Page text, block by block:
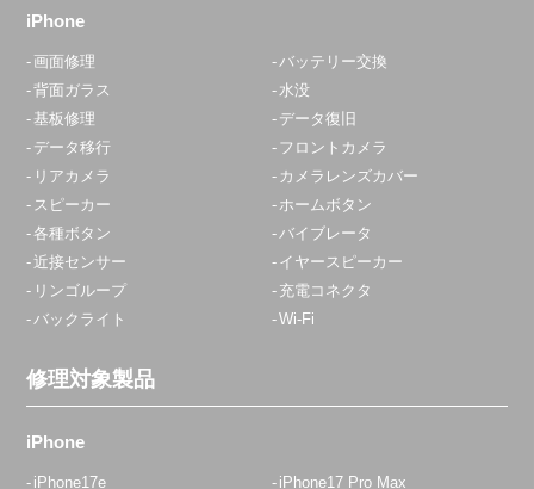
iPhone
画面修理
バッテリー交換
背面ガラス
水没
基板修理
データ復旧
データ移行
フロントカメラ
リアカメラ
カメラレンズカバー
スピーカー
ホームボタン
各種ボタン
バイブレータ
近接センサー
イヤースピーカー
リンゴループ
充電コネクタ
バックライト
Wi-Fi
修理対象製品
iPhone
iPhone17e
iPhone17 Pro Max